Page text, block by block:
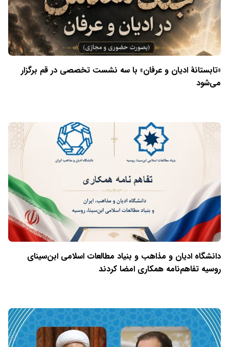
«تابستانهٔ ادیان و عرفان» با سه نشست تخصصی در قم برگزار
می‌شود
دانشگاه ادیان و مذاهب و بنیاد مطالعات اسلامی ابن‌سینای
روسیه تفاهم‌نامه همکاری امضا کردند